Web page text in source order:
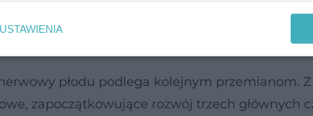
jest powstanie rynienki nerwowej, a
zarośnięcia jej brzegów, powstaje wtedy
cewa
płodu podlega kolejnym przemianom.
zapoczątkowujące rozwój trzech głównych
USTAWIENIA